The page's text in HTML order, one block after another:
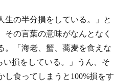
生の半分損をしている。」と
その言葉の意味がなんとなく
。「海老、蟹、蕎麦を食えな
い損をしている。」うん、そ
し食ってしまうと100%損をす